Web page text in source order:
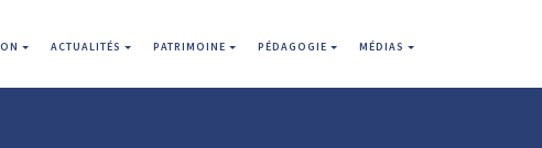
ACTUALITÉS PATRIMOINE PÉDAGOGIE MÉDIAS